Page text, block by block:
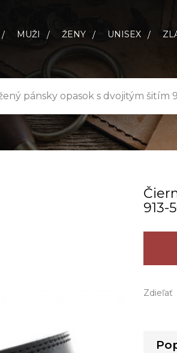
MUŽI ŽENY UNISEX
pánsky opasok s dvojitým šitím
913­-
Zdieľať